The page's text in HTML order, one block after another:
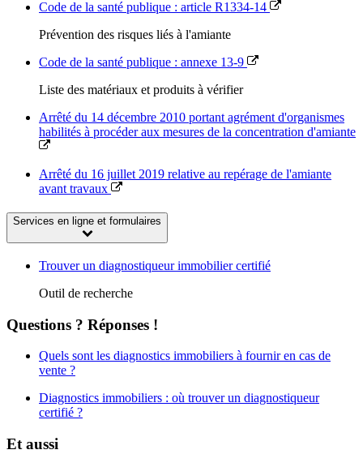
Code de la santé publique : article R1334-14
Prévention des risques liés à l'amiante
Code de la santé publique : annexe 13-9
Liste des matériaux et produits à vérifier
Arrêté du 14 décembre 2010 portant agrément d'organismes
habilités à procéder aux mesures de la concentration d'amiante
Arrêté du 16 juillet 2019 relative au repérage de l'amiante
avant travaux
Services en ligne et formulaires
Trouver un diagnostiqueur immobilier certifié
Outil de recherche
Questions ? Réponses !
Quels sont les diagnostics immobiliers à fournir en cas de
vente ?
Diagnostics immobiliers : où trouver un diagnostiqueur
certifié ?
Et aussi